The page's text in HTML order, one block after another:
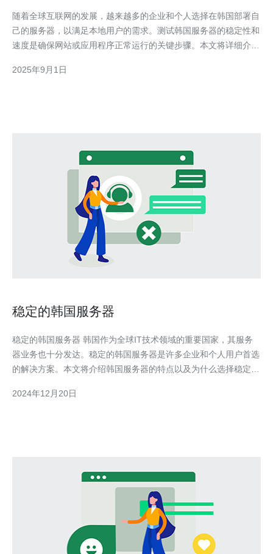
随着全球互联网的发展，越来越多的企业和个人选择在韩国部署自
己的服务器，以满足本地用户的需求。测试韩国服务器的稳定性和
速度是确保网站或应用程序正常运行的关键步骤。本文将详细介绍
测试韩国服务器的稳定性可以帮助用户了解服务器在不同负载条件
2025年9月1日
稳定的韩国服务器
稳定的韩国服务器 韩国作为全球IT技术领域的重要国家，其服务
器业务也十分发达。稳定的韩国服务器是许多企业和个人用户首选
的解决方案。本文将介绍韩国服务器的特点以及为什么选择稳定的
国的数据中心提供。韩国服务器通常采用高性能硬件和先进的网络
2024年12月20日